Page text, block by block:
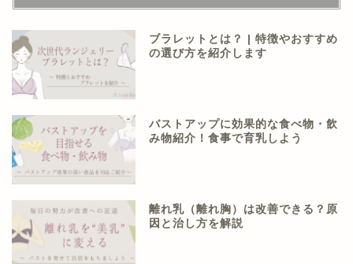
ブラレットとは？ | 特徴やおすすめ
の選び方を紹介します
バストアップに効果的な食べ物・飲
み物紹介！食事で育乳しよう
離れ乳（離れ胸）は改善できる？原
因と治し方を解説